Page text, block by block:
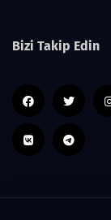
Bizi Takip Edin